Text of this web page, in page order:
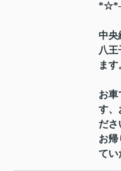
中央
八王
ます
お車
す、
ださ
お帰
てい